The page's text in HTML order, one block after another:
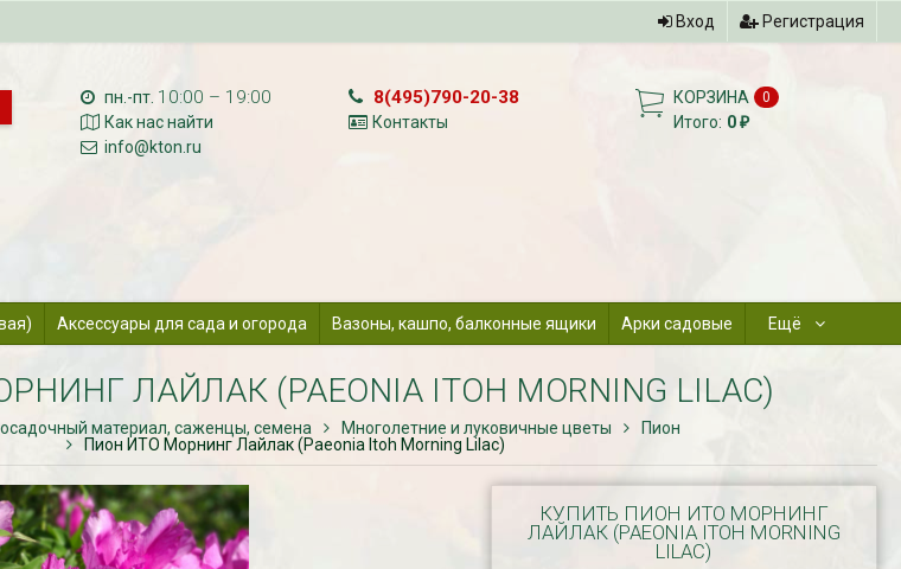
Вход Регистрация
пн.-пт. 10:00 – 19:00
Как нас найти
info@kton.ru
8(495)790-20-38
Контакты
КОРЗИНА 0
Итого: 0₽
Аксессуары для сада и огорода Вазоны, кашпо, балконные ящики Арки садовые Ещё
ЛАЙЛАК (PAEONIA ITOH MORNING LILAC)
материал, саженцы, семена Многолетние и луковичные цветы
Пион
Пион ИТО Морнинг Лайлак (Paeonia Itoh Morning Lilac)
КУПИТЬ ПИОН ИТО МОРНИНГ
ЛАЙЛАК (PAEONIA ITOH MORNING
LILAC)